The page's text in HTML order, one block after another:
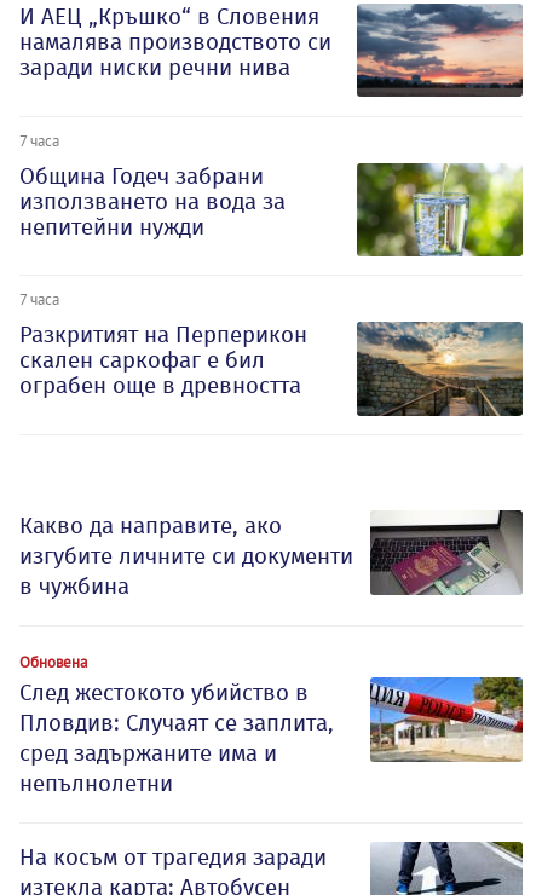
И АЕЦ „Кръшко“ в Словения
намалява производството си
заради ниски речни нива
7 часа
Община Годеч забрани
използването на вода за
непитейни нужди
7 часа
Разкритият на Перперикон
скален саркофаг е бил
ограбен още в древността
Какво да направите, ако
изгубите личните си документи
в чужбина
Обновена
След жестокото убийство в
Пловдив: Случаят се заплита,
сред задържаните има и
непълнолетни
На косъм от трагедия заради
изтекла карта: Автобусен